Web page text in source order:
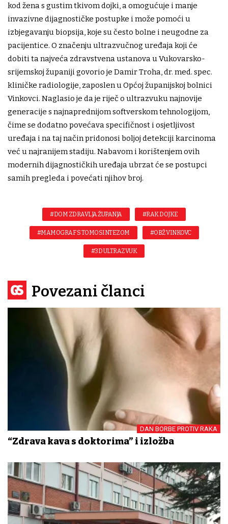
kod žena s gustim tkivom dojki, a omogućuje i manje
invazivne dijagnostičke postupke i može pomoći u
izbjegavanju biopsija, koje su često bolne i neugodne za
pacijentice. O značenju ultrazvučnog uređaja koji će
dobiti ta najveća zdravstvena ustanova u Vukovarsko-
srijemskoj županiji govorio je Damir Troha, dr. med. spec.
kliničke radiologije, zaposlen u Općoj županijskoj bolnici
Vinkovci. Naglasio je da je riječ o ultrazvuku najnovije
generacije s najnaprednijom softverskom tehnologijom,
čime se dodatno povećava specifičnost i osjetljivost
uređaja i na taj način pridonosi boljoj detekciji karcinoma
već u najranijem stadiju. Nabavom i korištenjem ovih
modernih dijagnostičkih uređaja ubrzat će se postupci
samih pregleda i povećati njihov broj.
#DOM ZDRAVLJA ŽUPANJA #RAK DOJKE
#MAMOGRAF S TOMOSINTEZOM #OBŽ VINKOVC
#3D ULTRAZVUK
Povezani članci
DAN BORBE PROTIV RAKA
“Zdrava kava s doktorima” i izložba